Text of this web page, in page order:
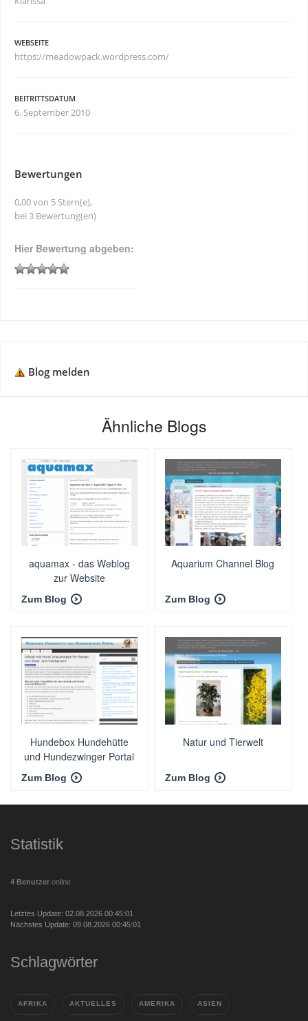
WEBSEITE
https://meadowpack.wordpress.com/
BEITRITTSDATUM
6. September 2010
Bewertungen
0,00 von 5 Stern(e),
bei 3 Bewertung(en)
Hier Bewertung abgeben:
Blog melden
Ähnliche Blogs
aquamax - das Weblog
zur Website
Zum Blog
Aquarium Channel Blog
Zum Blog
Hundebox Hundehütte
und Hundezwinger Portal
Zum Blog
Natur und Tierwelt
Zum Blog
Statistik
4 Benutzer online
Letztes Update: 02.08.2026 00:45:01
Nächstes Update: 09.08.2026 00:45:01
Schlagwörter
AFRIKA AKTUELLES AMERIKA ASIEN